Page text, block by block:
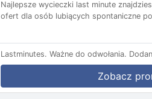
Najlepsze wycieczki last minute
ofert dla osób lubiących spontaniczne
Lastminutes. Ważne do odwołania.
Zobacz